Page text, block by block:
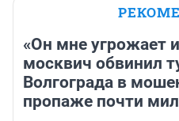
«Он мне угрожает
москвич обвинил
Волгограда в
пропаже почти